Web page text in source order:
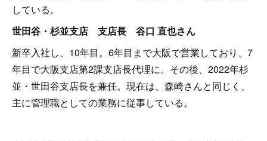
している。
世田谷・杉並支店 支店長 谷口 直也さん
新卒入社し、10年目。6年目まで大阪で営業しており、7
年目で大阪支店第2課支店長代理に。その後、2022年杉
並・世田谷支店長を兼任。現在は、森崎さんと同じく、
主に管理職としての業務に従事している。